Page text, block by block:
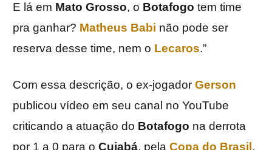
E lá em Mato Grosso, o Botafogo tem time
pra ganhar? Matheus Babi não pode ser
reserva desse time, nem o Lecaros.”
Com essa descrição, o ex-jogador Gerson
publicou vídeo em seu canal no YouTube
criticando a atuação do Botafogo na derrota
por 1 a 0 para o Cuiabá, pela Copa do Brasil .